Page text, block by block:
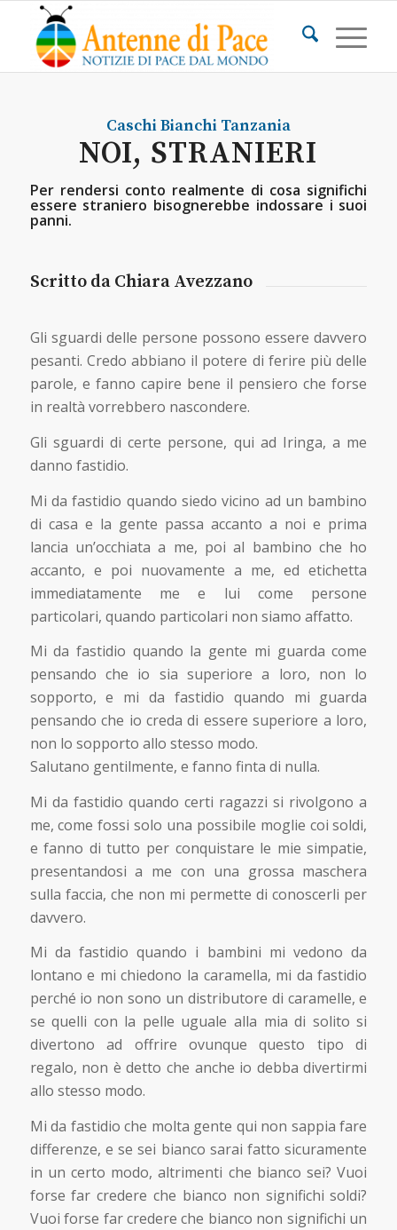
Caschi Bianchi Tanzania
NOI, STRANIERI
Per rendersi conto realmente di cosa significhi
essere straniero bisognerebbe indossare i suoi
panni.
Scritto da Chiara Avezzano
Gli sguardi delle persone possono essere davvero
pesanti. Credo abbiano il potere di ferire più delle
parole, e fanno capire bene il pensiero che forse
in realtà vorrebbero nascondere.
Gli sguardi di certe persone, qui ad Iringa, a me
danno fastidio.
Mi da fastidio quando siedo vicino ad un bambino
di casa e la gente passa accanto a noi e prima
lancia un’occhiata a me, poi al bambino che ho
accanto, e poi nuovamente a me, ed etichetta
immediatamente me e lui come persone
particolari, quando particolari non siamo affatto.
Mi da fastidio quando la gente mi guarda come
pensando che io sia superiore a loro, non lo
sopporto, e mi da fastidio quando mi guarda
pensando che io creda di essere superiore a loro,
non lo sopporto allo stesso modo.
Salutano gentilmente, e fanno finta di nulla.
Mi da fastidio quando certi ragazzi si rivolgono a
me, come fossi solo una possibile moglie coi soldi,
e fanno di tutto per conquistare le mie simpatie,
presentandosi a me con una grossa maschera
sulla faccia, che non mi permette di conoscerli per
davvero.
Mi da fastidio quando i bambini mi vedono da
lontano e mi chiedono la caramella, mi da fastidio
perché io non sono un distributore di caramelle, e
se quelli con la pelle uguale alla mia di solito si
divertono ad offrire ovunque questo tipo di
regalo, non è detto che anche io debba divertirmi
allo stesso modo.
Mi da fastidio che molta gente qui non sappia fare
differenze, e se sei bianco sarai fatto sicuramente
in un certo modo, altrimenti che bianco sei? Vuoi
forse far credere che bianco non significhi soldi?
Vuoi forse far credere che bianco non significhi un